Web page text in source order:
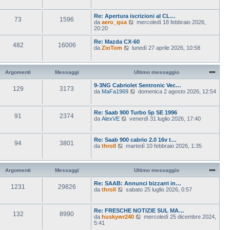
s
s
a
g
i
o
i
m
o
e
s
s
g
o
u
l
i
m
o
e
s
a
g
g
o
73 1596
Re: Apertura iscrizioni al CL…
da aero_qua
V
d
i
u
i
m
m
e
s
a
g
g
o
mercoledì 18 febbraio 2026,
20:20
482 16006
Re: Mazda CX-60
da ZioTom
V
i
l
t
i
e
s
a
g
g
lunedì 27 aprile 2026, 10:58
Argomenti Messaggi Ultimo messaggio
129 3173
9-3NG Cabriolet Sentronic Vec…
da MaFa1969
V
u
l
i
m
o
s
s
a
g
g
domenica 2 agosto 2026, 12:54
91 2374
Re: Saab 900 Turbo 5p SE 1996
da AlexVE
V
i
u
l
i
e
s
a
g
g
venerdì 31 luglio 2026, 17:40
94 3801
Re: Saab 900 cabrio 2.0 16v t…
da throll
V
i
l
t
e
s
martedì 10 febbraio 2026, 1:35
Argomenti Messaggi Ultimo messaggio
1231 29826
Re: SAAB: Annunci bizzarri in…
da throll
V
i
u
l
sabato 25 luglio 2026, 0:57
132 8990
Re: FRESCHE NOTIZIE SUL MA…
da huskywr240
Vmercoledì 25 dicembre 2024,
5:41